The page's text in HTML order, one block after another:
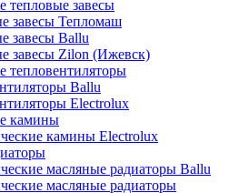
тепловые завесы
завесы Тепломаш
завесы Ballu
завесы Zilon (Ижевск)
тепловентиляторы
Ballu
Electrolux
камины
камины Electrolux
масляные радиаторы Ballu
масляные радиаторы